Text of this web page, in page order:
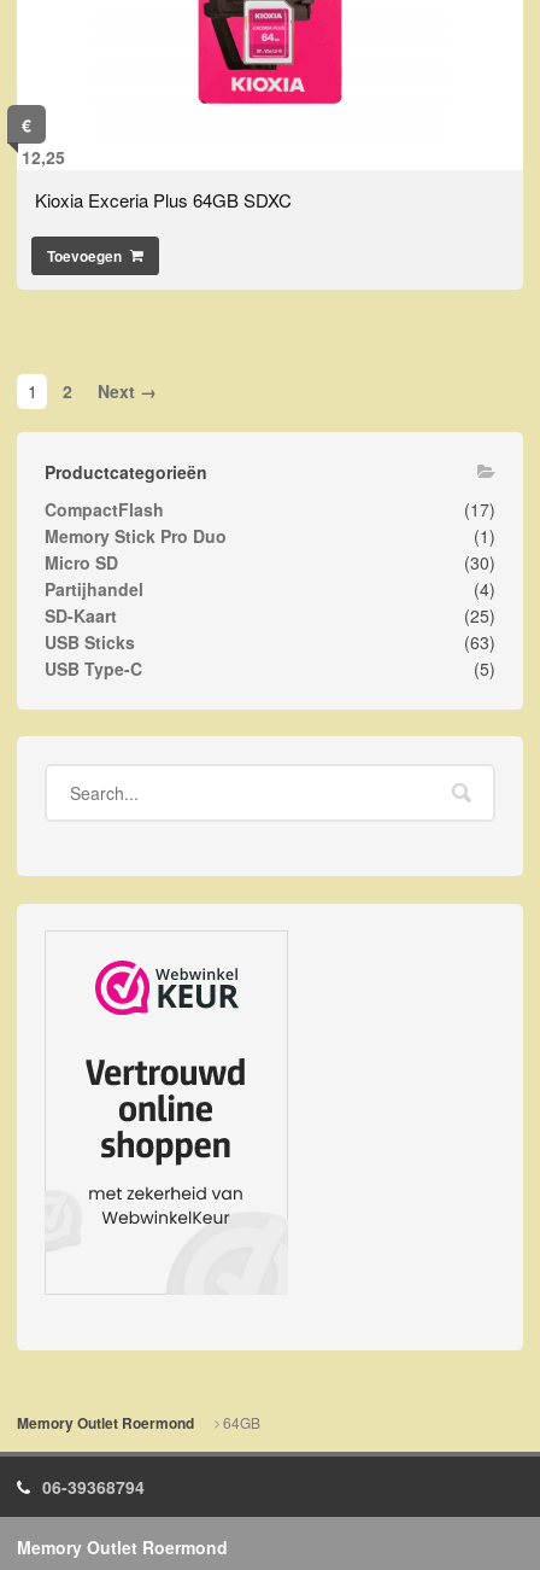
€
12,25
Kioxia Exceria Plus 64GB SDXC
Toevoegen
1 2 Next →
Productcategorieën
CompactFlash
(17)
Memory Stick Pro Duo
(1)
Micro SD
(30)
Partijhandel
(4)
SD-Kaart
(25)
USB Sticks
(63)
USB Type-C
(5)
Memory Outlet Roermond 64GB
06-39368794
Memory Outlet Roermond